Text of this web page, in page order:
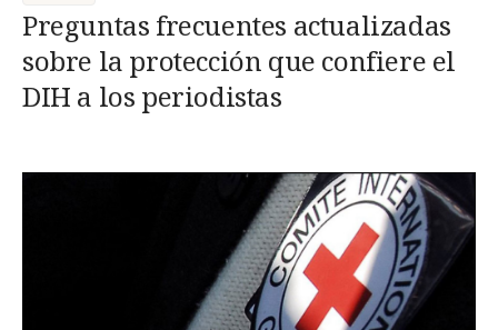
Preguntas frecuentes actualizadas
sobre la protección que confiere el
DIH a los periodistas